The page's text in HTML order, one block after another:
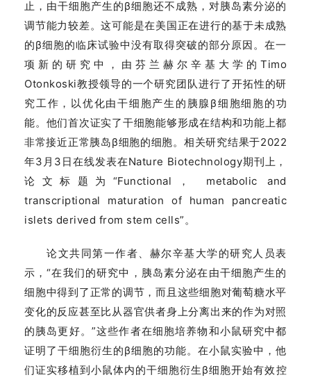
止，由干细胞产生的β细胞还不成熟，对胰岛素分泌的
调节能力较差。这可能是在美国正在进行的基于未成熟
的β细胞的临床试验中没有取得突破的部分原因。在一
项新的研究中，由芬兰赫尔辛基大学的Timo
Otonkoski教授领导的一个研究团队进行了开拓性的研
究工作，以优化由干细胞产生的胰腺β细胞细胞的功
能。他们首次证实了干细胞能够形成在结构和功能上都
非常接近正常胰岛β细胞的细胞。相关研究结果于2022
年3月3日在线发表在Nature Biotechnology期刊上，
论文标题为“Functional， metabolic and
transcriptional maturation of human pancreatic
islets derived from stem cells”。
论文共同第一作者、赫尔辛基大学的研究人员表
示，“在我们的研究中，胰岛素分泌在由干细胞产生的
细胞中得到了正常的调节，而且这些细胞对葡萄糖水平
变化的反应甚至比从器官供者身上分离出来的作为对照
的胰岛更好。”这些作者在细胞培养物和小鼠研究中都
证明了干细胞衍生的β细胞的功能。在小鼠实验中，他
们证实移植到小鼠体内的干细胞衍生β细胞开始有效控